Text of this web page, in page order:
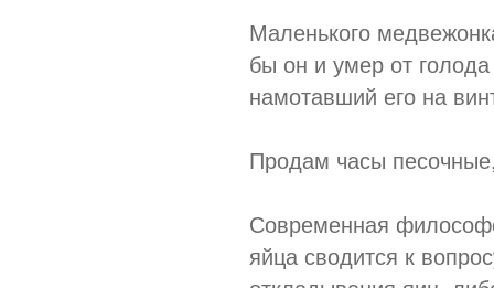
Маленького
бы он и умер от
намотавший его на
Продам часы
Современная
яйца сводится к